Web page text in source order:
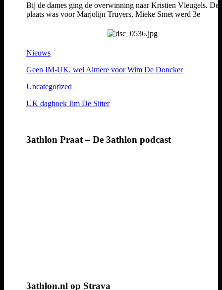
Bij de dames ging de overwinning naar Kristien Vleugels. De
plaats was voor Marjolijn Truyers, Mieke Smet werd 3e
Nieuws
Geen IM-UK, wel Almere voor Wim De Doncker
Uncategorized
UK dagboek Jim De Sitter
3athlon Praat – De 3athlon podcast
3athlon.nl op Strava